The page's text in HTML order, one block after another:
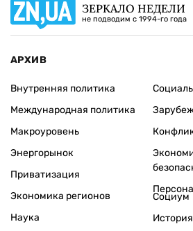
ЗЕРКАЛО НЕДЕЛИ
не подводим с 1994-го года
АРХИВ
Внутренняя политика
Международная политика
Макроуровень
Энергорынок
Приватизация
Экономика регионов
Наука
Социум
История